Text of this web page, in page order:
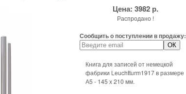
Цена: 3982 р.
Распродано !
Сообщить о поступлении в продажу:
Книга для записей от немецкой
фабрики Leuchtturm1917 в размере
А5 - 145 х 210 мм.